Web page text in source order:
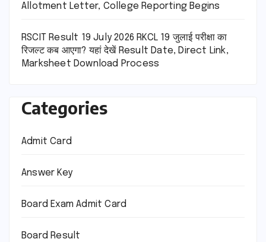
Allotment Letter, College Reporting Begins
RSCIT Result 19 July 2026 RKCL 19 जुलाई परीक्षा का
रिजल्ट कब आएगा? यहां देखें Result Date, Direct Link,
Marksheet Download Process
Categories
Admit Card
Answer Key
Board Exam Admit Card
Board Result